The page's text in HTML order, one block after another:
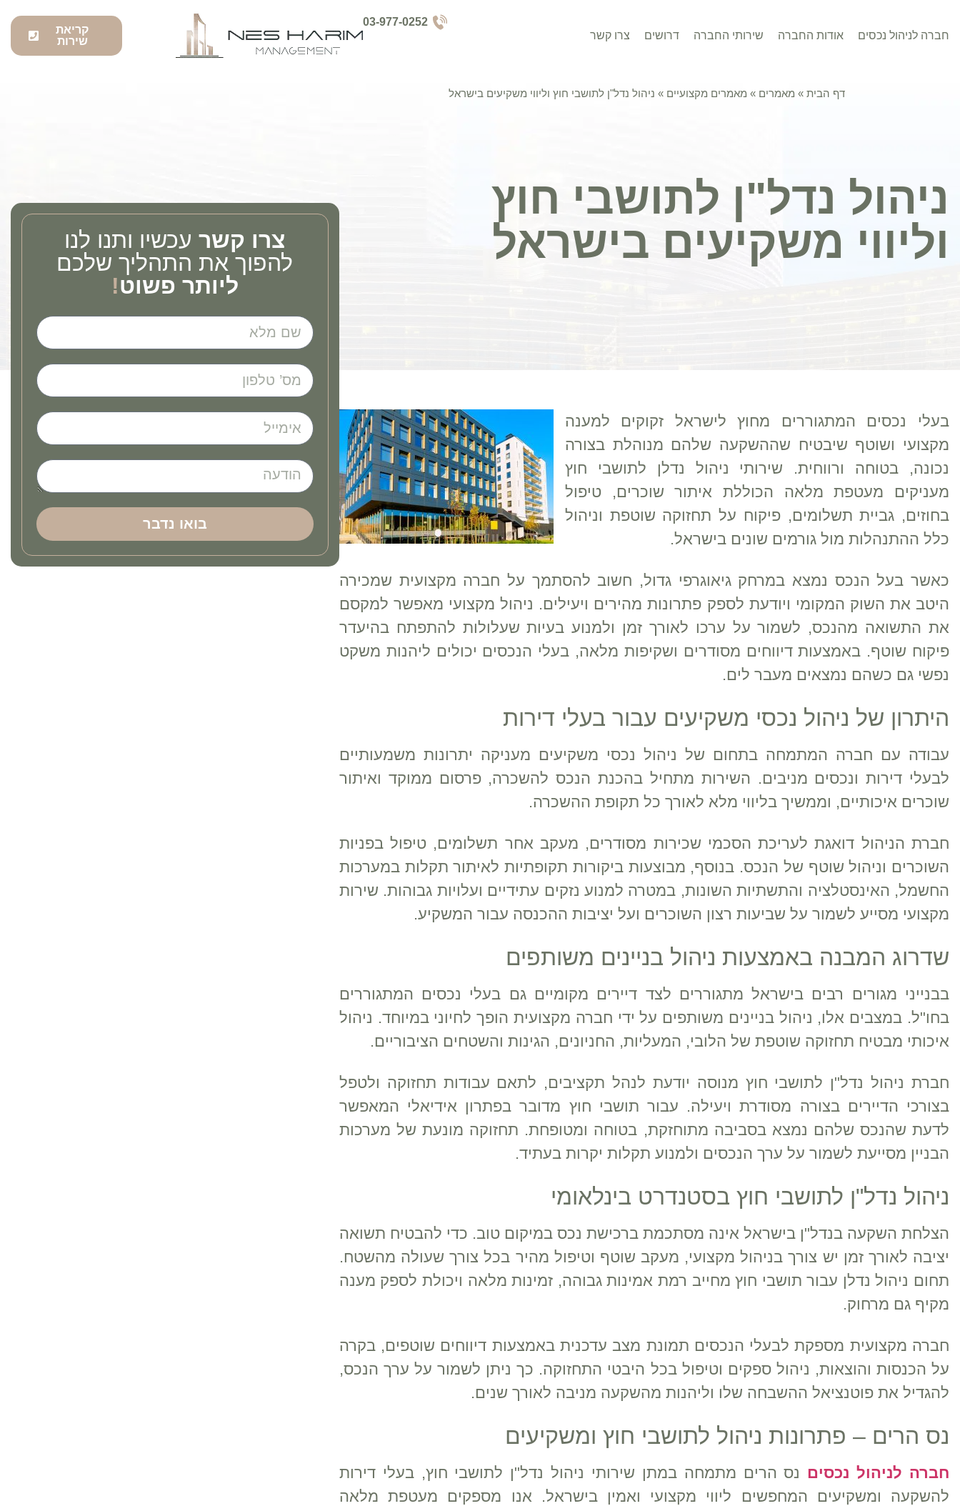
חברה לניהול נכסים אודות החברה שירותי החברה דרושים צרו קשר
03-977-0252
קריאת
שירות
דף הבית » מאמרים » מאמרים מקצועיים » ניהול נדל"ן לתושבי חוץ וליווי משקיעים בישראל
ניהול נדל"ן לתושבי חוץ
וליווי משקיעים בישראל
בעלי נכסים המתגוררים מחוץ לישראל זקוקים למענה
מקצועי ושוטף שיבטיח שההשקעה שלהם מנוהלת בצורה
נכונה, בטוחה ורווחית. שירותי ניהול נדלן לתושבי חוץ
מעניקים מעטפת מלאה הכוללת איתור שוכרים, טיפול
בחוזים, גביית תשלומים, פיקוח על תחזוקה שוטפת וניהול
כלל ההתנהלות מול גורמים שונים בישראל.
כאשר בעל הנכס נמצא במרחק גיאוגרפי גדול, חשוב להסתמך על חברה מקצועית שמכירה
היטב את השוק המקומי ויודעת לספק פתרונות מהירים ויעילים. ניהול מקצועי מאפשר למקסם
את התשואה מהנכס, לשמור על ערכו לאורך זמן ולמנוע בעיות שעלולות להתפתח בהיעדר
פיקוח שוטף. באמצעות דיווחים מסודרים ושקיפות מלאה, בעלי הנכסים יכולים ליהנות משקט
נפשי גם כשהם נמצאים מעבר לים.
היתרון של ניהול נכסי משקיעים עבור בעלי דירות
עבודה עם חברה המתמחה בתחום של ניהול נכסי משקיעים מעניקה יתרונות משמעותיים
לבעלי דירות ונכסים מניבים. השירות מתחיל בהכנת הנכס להשכרה, פרסום ממוקד ואיתור
שוכרים איכותיים, וממשיך בליווי מלא לאורך כל תקופת ההשכרה.
חברת הניהול דואגת לעריכת הסכמי שכירות מסודרים, מעקב אחר תשלומים, טיפול בפניות
השוכרים וניהול שוטף של הנכס. בנוסף, מבוצעות ביקורות תקופתיות לאיתור תקלות במערכות
החשמל, האינסטלציה והתשתיות השונות, במטרה למנוע נזקים עתידיים ועלויות גבוהות. שירות
מקצועי מסייע לשמור על שביעות רצון השוכרים ועל יציבות ההכנסה עבור המשקיע.
שדרוג המבנה באמצעות ניהול בניינים משותפים
בבנייני מגורים רבים בישראל מתגוררים לצד דיירים מקומיים גם בעלי נכסים המתגוררים
בחו"ל. במצבים אלו, ניהול בניינים משותפים על ידי חברה מקצועית הופך לחיוני במיוחד. ניהול
איכותי מבטיח תחזוקה שוטפת של הלובי, המעליות, החניונים, הגינות והשטחים הציבוריים.
חברת ניהול נדל"ן לתושבי חוץ מנוסה יודעת לנהל תקציבים, לתאם עבודות תחזוקה ולטפל
בצורכי הדיירים בצורה מסודרת ויעילה. עבור תושבי חוץ מדובר בפתרון אידיאלי המאפשר
לדעת שהנכס שלהם נמצא בסביבה מתוחזקת, בטוחה ומטופחת. תחזוקה מונעת של מערכות
הבניין מסייעת לשמור על ערך הנכסים ולמנוע תקלות יקרות בעתיד.
ניהול נדל"ן לתושבי חוץ בסטנדרט בינלאומי
הצלחת השקעה בנדל"ן בישראל אינה מסתכמת ברכישת נכס במיקום טוב. כדי להבטיח תשואה
יציבה לאורך זמן יש צורך בניהול מקצועי, מעקב שוטף וטיפול מהיר בכל צורך שעולה מהשטח.
תחום ניהול נדלן עבור תושבי חוץ מחייב רמת אמינות גבוהה, זמינות מלאה ויכולת לספק מענה
מקיף גם מרחוק.
חברה מקצועית מספקת לבעלי הנכסים תמונת מצב עדכנית באמצעות דיווחים שוטפים, בקרה
על הכנסות והוצאות, ניהול ספקים וטיפול בכל היבטי התחזוקה. כך ניתן לשמור על ערך הנכס,
להגדיל את פוטנציאל ההשבחה שלו וליהנות מהשקעה מניבה לאורך שנים.
נס הרים – פתרונות ניהול לתושבי חוץ ומשקיעים
חברה לניהול נכסים נס הרים מתמחה במתן שירותי ניהול נדל"ן לתושבי חוץ, בעלי דירות
להשקעה ומשקיעים המחפשים ליווי מקצועי ואמין בישראל. אנו מספקים מעטפת מלאה
צרו קשרעכשיו ותנו לנו
להפוך את התהליך שלכם
ליותר פשוט!
בואו נדבר